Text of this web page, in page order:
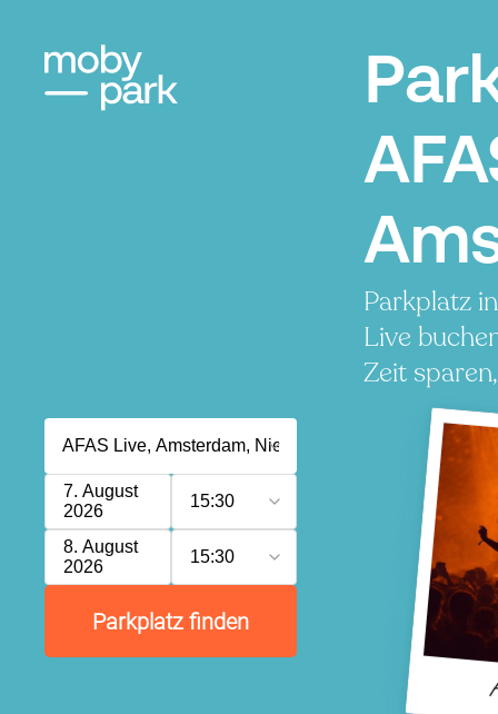
Parkplatz
Live
Zeit
7. August
2026
15:30
8. August
2026
15:30
Parkplatz finden